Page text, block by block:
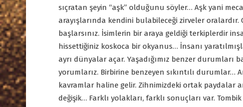
sıçratan şeyin “aşk” olduğunu söyler… Aşk yani
arayışlarında kendini bulabileceği zirveler
başlarsınız. İsimlerin bir araya geldiği terkiplerdir
hissettiğiniz koskoca bir okyanus… İnsanı
ayrı dünyalar açar. Yaşadığımız benzer durumları
yorumlarız. Birbirine benzeyen sıkıntılı durumlar…
kavramlar haline gelir. Zihnimizdeki ortak paydalar
değişik… Farklı yolakları, farklı sonuçları var.